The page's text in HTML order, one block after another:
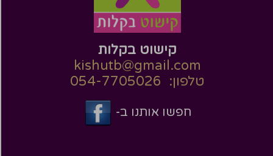
קישוט בקלות
kishutb@gmail.com
טלפון: 054-7705026
חפשו אותנו ב-